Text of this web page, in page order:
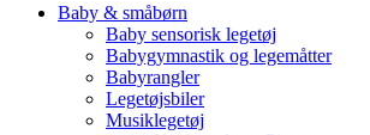
Baby & småbørn
Baby sensorisk legetøj
Babygymnastik og legemåtter
Babyrangler
Legetøjsbiler
Musiklegetøj